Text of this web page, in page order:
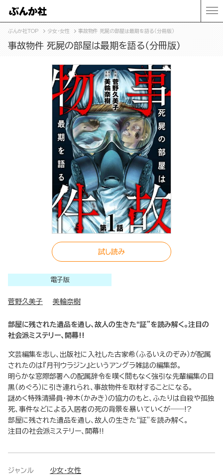
ぶんか社TOP 少女・女性 事故物件 死屍の部屋は最期を語る（分冊版）
事故物件 死屍の部屋は最期を語る（分冊版）
試し読み
電子版
菅野久美子 美輪奈樹
部屋に残された遺品を通し、故人の生きた“証”を読み解く。注目の
社会派ミステリー、開幕!!
文芸編集を志し、出版社に入社した古家希（ふるいえのぞみ）が配属
されたのは『月刊ウラジン』というアングラ雑誌の編集部。
明らかな窓際部署への配属辞令を嘆く間もなく強引な先輩編集の目
黒（めぐろ）に引き連れられ、事故物件を取材することになる。
謎めく特殊清掃員・神木（かみき）の協力のもと、ふたりは自殺や孤独
死、事件などによる入居者の死の背景を暴いていくが――!?
部屋に残された遺品を通し、故人の生きた“証”を読み解く。
注目の社会派ミステリー、開幕!!
ジャンル 少女・女性